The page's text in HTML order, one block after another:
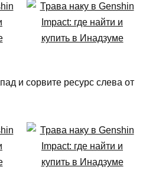
и сорвите ресурс слева от